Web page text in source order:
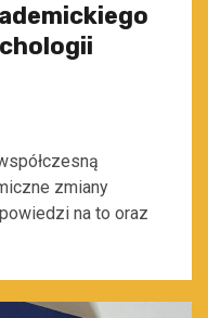
zmiany
na to oraz